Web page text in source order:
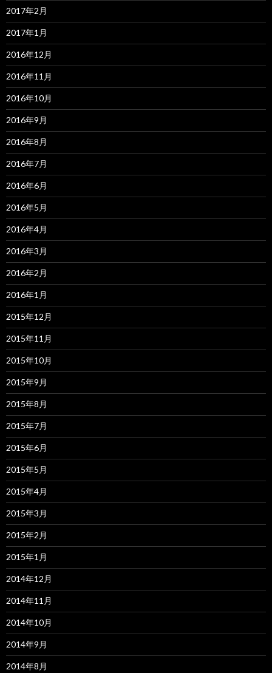
2017年2月
2017年1月
2016年12月
2016年11月
2016年10月
2016年9月
2016年8月
2016年7月
2016年6月
2016年5月
2016年4月
2016年3月
2016年2月
2016年1月
2015年12月
2015年11月
2015年10月
2015年9月
2015年8月
2015年7月
2015年6月
2015年5月
2015年4月
2015年3月
2015年2月
2015年1月
2014年12月
2014年11月
2014年10月
2014年9月
2014年8月